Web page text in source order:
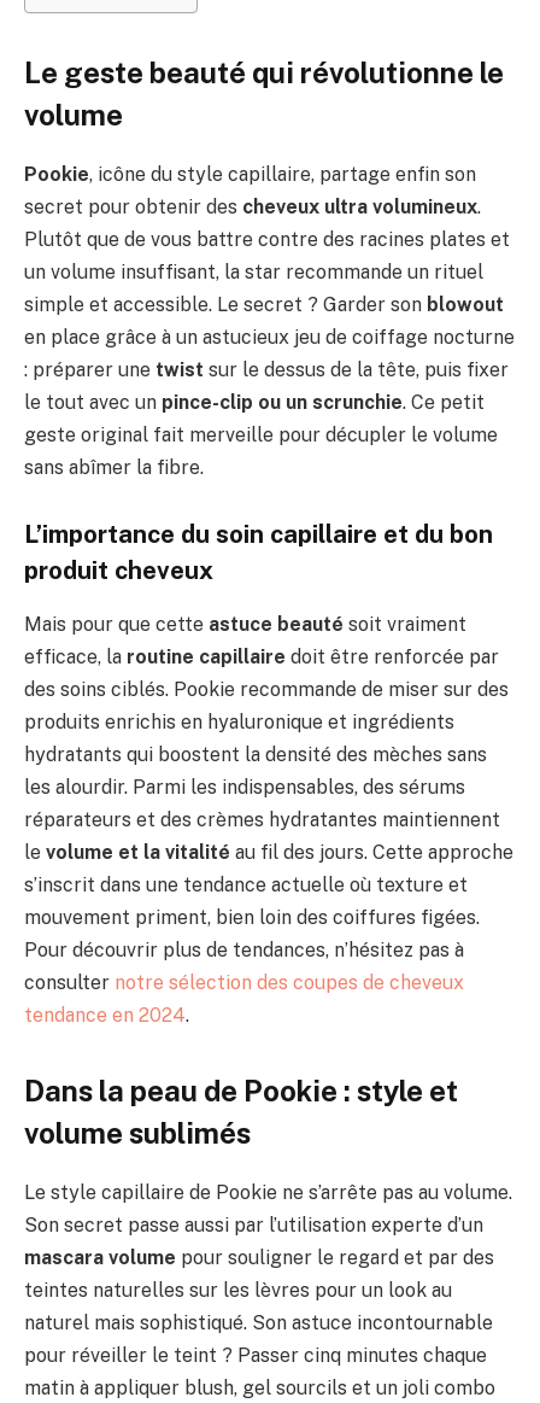
Le geste beauté qui révolutionne le
volume
Pookie, icône du style capillaire, partage enfin son
secret pour obtenir des cheveux ultra volumineux.
Plutôt que de vous battre contre des racines plates et
un volume insuffisant, la star recommande un rituel
simple et accessible. Le secret ? Garder son blowout
en place grâce à un astucieux jeu de coiffage nocturne
: préparer une twist sur le dessus de la tête, puis fixer
le tout avec un pince-clip ou un scrunchie. Ce petit
geste original fait merveille pour décupler le volume
sans abîmer la fibre.
L’importance du soin capillaire et du bon
produit cheveux
Mais pour que cette astuce beauté soit vraiment
efficace, la routine capillaire doit être renforcée par
des soins ciblés. Pookie recommande de miser sur des
produits enrichis en hyaluronique et ingrédients
hydratants qui boostent la densité des mèches sans
les alourdir. Parmi les indispensables, des sérums
réparateurs et des crèmes hydratantes maintiennent
le volume et la vitalité au fil des jours. Cette approche
s’inscrit dans une tendance actuelle où texture et
mouvement priment, bien loin des coiffures figées.
Pour découvrir plus de tendances, n’hésitez pas à
consulter notre sélection des coupes de cheveux
tendance en 2024.
Dans la peau de Pookie : style et
volume sublimés
Le style capillaire de Pookie ne s’arrête pas au volume.
Son secret passe aussi par l’utilisation experte d’un
mascara volume pour souligner le regard et par des
teintes naturelles sur les lèvres pour un look au
naturel mais sophistiqué. Son astuce incontournable
pour réveiller le teint ? Passer cinq minutes chaque
matin à appliquer blush, gel sourcils et un joli combo